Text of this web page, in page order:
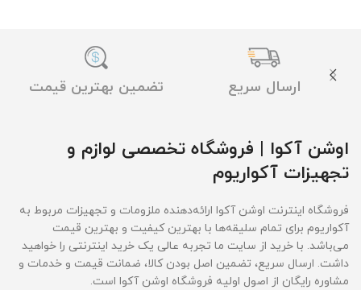
ارسال سریع تضمین بهترین قیمت
اوشن آکوا | فروشگاه تخصصی لوازم و
تجهیزات آکواریوم
فروشگاه اینترنت اوشن آکوا ارائه‌دهنده ملزومات و تجهیزات مربوط به
آکواریوم برای تمام سلیقه‌ها با بهترین کیفیت و بهترین قیمت‌
می‌باشد. با خرید از سایت ما تجربه عالی یک خرید اینترنتی را خواهید
داشت. ارسال سریع، تضمین اصل بودن کالا، ضمانت قیمت و خدمات و
مشاوره رایگان از اصول اولیه فروشگاه اوشن آکوا است.